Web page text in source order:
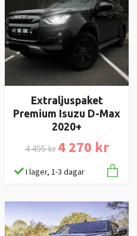
Extraljuspaket
Premium Isuzu D-Max
2020+
4 495 kr 4 270 kr
I lager, 1-3 dagar